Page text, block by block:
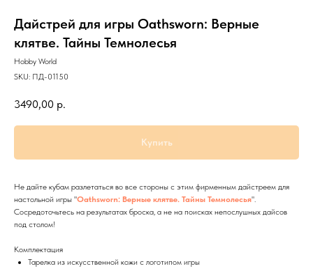
Дайстрей для игры Oathsworn: Верные
клятве. Тайны Темнолесья
Hobby World
SKU: ПД-01150
3490,00 р.
Купить
Не дайте кубам разлетаться во все стороны с этим фирменным дайстреем для
настольной игры "Oathsworn: Верные клятве. Тайны Темнолесья".
Сосредоточьтесь на результатах броска, а не на поисках непослушных дайсов
под столом!
Комплектация
Тарелка из искусственной кожи с логотипом игры